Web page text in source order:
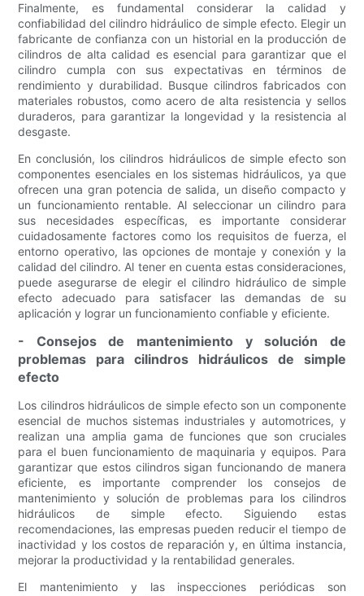
Finalmente, es fundamental considerar la calidad y
confiabilidad del cilindro hidráulico de simple efecto. Elegir un
fabricante de confianza con un historial en la producción de
cilindros de alta calidad es esencial para garantizar que el
cilindro cumpla con sus expectativas en términos de
rendimiento y durabilidad. Busque cilindros fabricados con
materiales robustos, como acero de alta resistencia y sellos
duraderos, para garantizar la longevidad y la resistencia al
desgaste.
En conclusión, los cilindros hidráulicos de simple efecto son
componentes esenciales en los sistemas hidráulicos, ya que
ofrecen una gran potencia de salida, un diseño compacto y
un funcionamiento rentable. Al seleccionar un cilindro para
sus necesidades específicas, es importante considerar
cuidadosamente factores como los requisitos de fuerza, el
entorno operativo, las opciones de montaje y conexión y la
calidad del cilindro. Al tener en cuenta estas consideraciones,
puede asegurarse de elegir el cilindro hidráulico de simple
efecto adecuado para satisfacer las demandas de su
aplicación y lograr un funcionamiento confiable y eficiente.
- Consejos de mantenimiento y solución de
problemas para cilindros hidráulicos de simple
efecto
Los cilindros hidráulicos de simple efecto son un componente
esencial de muchos sistemas industriales y automotrices, y
realizan una amplia gama de funciones que son cruciales
para el buen funcionamiento de maquinaria y equipos. Para
garantizar que estos cilindros sigan funcionando de manera
eficiente, es importante comprender los consejos de
mantenimiento y solución de problemas para los cilindros
hidráulicos de simple efecto. Siguiendo estas
recomendaciones, las empresas pueden reducir el tiempo de
inactividad y los costos de reparación y, en última instancia,
mejorar la productividad y la rentabilidad generales.
El mantenimiento y las inspecciones periódicas son